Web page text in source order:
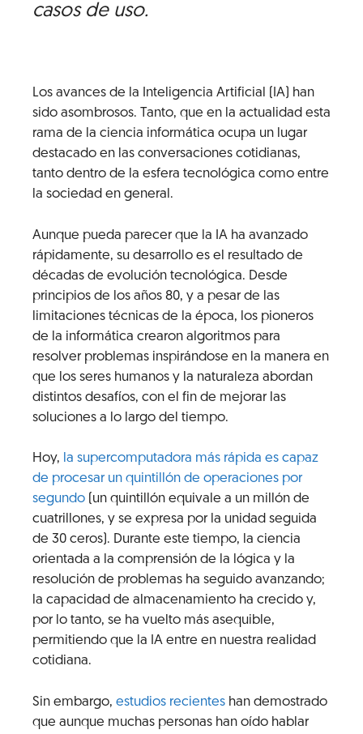
casos de uso.
Los avances de la Inteligencia Artificial (IA) han
sido asombrosos. Tanto, que en la actualidad esta
rama de la ciencia informática ocupa un lugar
destacado en las conversaciones cotidianas,
tanto dentro de la esfera tecnológica como entre
la sociedad en general.
Aunque pueda parecer que la IA ha avanzado
rápidamente, su desarrollo es el resultado de
décadas de evolución tecnológica. Desde
principios de los años 80, y a pesar de las
limitaciones técnicas de la época, los pioneros
de la informática crearon algoritmos para
resolver problemas inspirándose en la manera en
que los seres humanos y la naturaleza abordan
distintos desafíos, con el fin de mejorar las
soluciones a lo largo del tiempo.
Hoy, la supercomputadora más rápida es capaz
de procesar un quintillón de operaciones por
segundo (un quintillón equivale a un millón de
cuatrillones, y se expresa por la unidad seguida
de 30 ceros). Durante este tiempo, la ciencia
orientada a la comprensión de la lógica y la
resolución de problemas ha seguido avanzando;
la capacidad de almacenamiento ha crecido y,
por lo tanto, se ha vuelto más asequible,
permitiendo que la IA entre en nuestra realidad
cotidiana.
Sin embargo, estudios recientes han demostrado
que aunque muchas personas han oído hablar